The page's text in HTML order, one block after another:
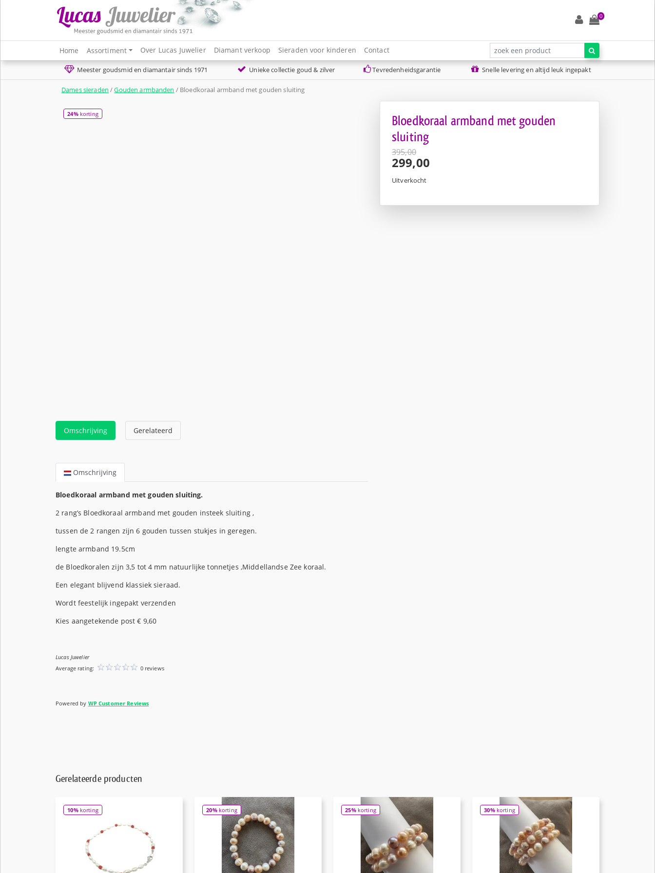
0
Home Assortiment Over Lucas Juwelier Diamant verkoop Sieraden voor kinderen Contact Zoeken naar:
Meester goudsmid en diamantair sinds 1971 Unieke collectie goud & zilver Tevredenheidsgarantie Snelle levering en altijd leuk ingepakt
Dames sieraden /Gouden armbanden / Bloedkoraal armband met gouden sluiting
24%korting
Omschrijving Gerelateerd
Omschrijving
Bloedkoraal armband met gouden sluiting.
2 rang’s Bloedkoraal armband met gouden insteek sluiting ,
tussen de 2 rangen zijn 6 gouden tussen stukjes in geregen.
lengte armband 19.5cm
de Bloedkoralen zijn 3,5 tot 4 mm natuurlijke tonnetjes ,Middellandse Zee koraal.
Een elegant blijvend klassiek sieraad.
Wordt feestelijk ingepakt verzenden
Kies aangetekende post € 9,60
Lucas Juwelier
Average rating:
0 reviews
Powered by WP Customer Reviews
Bloedkoraal armband met gouden
sluiting
395,00
Oorspronkelijke
prijs
was:
299,00
Huidige
prijs
€299,00.
Uitverkocht
Gerelateerde producten
10%korting 20%korting 25%korting 30%korting